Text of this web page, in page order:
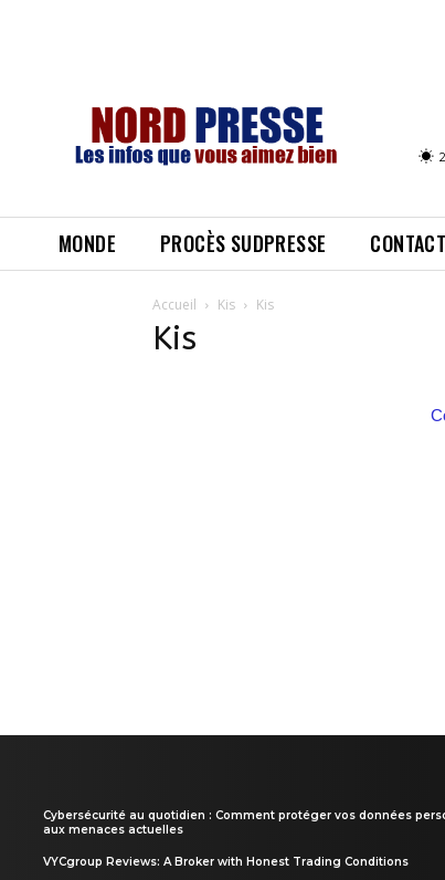
MONDE PROCÈS SUDPRESSE CONTACT
Accueil Kis Kis
Kis
Cybersécurité au quotidien : Comment protéger vos données
aux menaces actuelles
VYCgroup Reviews: A Broker with Honest Trading Conditions